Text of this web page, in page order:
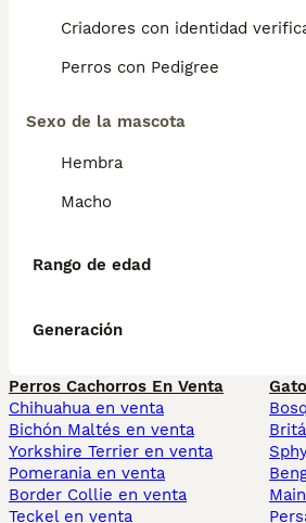
Criadores con identidad
Perros con Pedigree
Sexo de la mascota
Hembra
Macho
Rango de edad
Generación
Perros Cachorros En Venta
Chihuahua en venta
Bichón Maltés en venta
Yorkshire Terrier en venta
Pomerania en venta
Border Collie en venta
Teckel en venta